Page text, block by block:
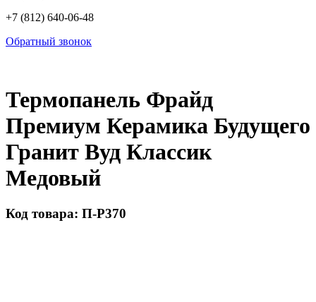
+7 (812) 640-06-48
Обратный звонок
Термопанель Фрайд
Премиум Керамика Будущего
Гранит Вуд Классик
Медовый
Код товара: П-Р370